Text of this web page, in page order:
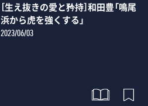
［生え抜きの愛と矜持］和田豊「鳴尾
浜から虎を強くする」
2023/06/03